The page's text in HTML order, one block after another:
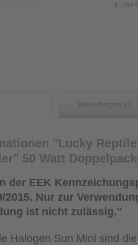
Auf
Bewertungen (0)
"Lucky
50 Watt
der EEK
2015. Nur zur
ist nicht zulässig."
Halogen Sun Mini sind